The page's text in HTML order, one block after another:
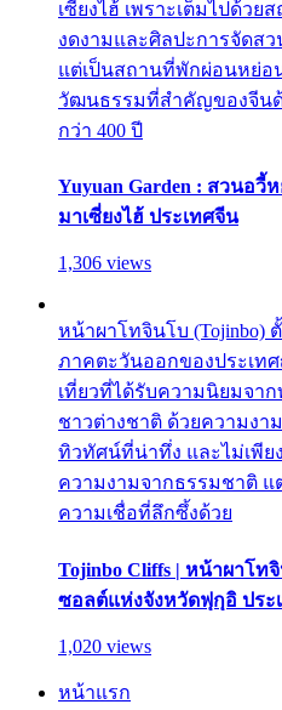
เซี่ยงไฮ้ เพราะเต็มไปด้ว
งดงามและศิลปะการจัดส
แต่เป็นสถานที่พักผ่อนหย่อ
วัฒนธรรมที่สำคัญของจีน
กว่า 400 ปี
Yuyuan Garden : สวนอวี้
มาเซี่ยงไฮ้ ประเทศจีน
1,306 views
หน้าผาโทจินโบ (Tojinbo)
ภาคตะวันออกของประเท
เที่ยวที่ได้รับความนิยมจา
ชาวต่างชาติ ด้วยความง
ทิวทัศน์ที่น่าทึ่ง และไม่เพีย
ความงามจากธรรมชาติ แ
ความเชื่อที่ลึกซึ้งด้วย
Tojinbo Cliffs | หน้าผาโ
ซอลต์แห่งจังหวัดฟุกุอิ ปร
1,020 views
หน้าแรก